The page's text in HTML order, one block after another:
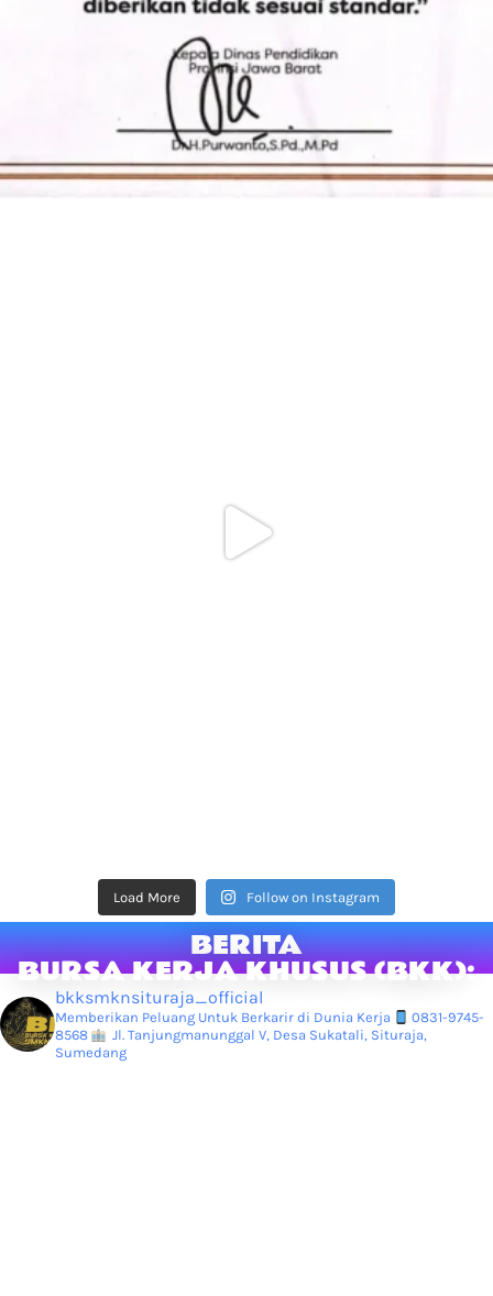
Load More Follow on Instagram
BERITA
BURSA KERJA KHUSUS (BKK):
bkksmknsituraja_official
Memberikan Peluang Untuk Berkarir di Dunia Kerja
0831-9745-
8568
Jl. Tanjungmanunggal V, Desa Sukatali, Situraja,
Sumedang